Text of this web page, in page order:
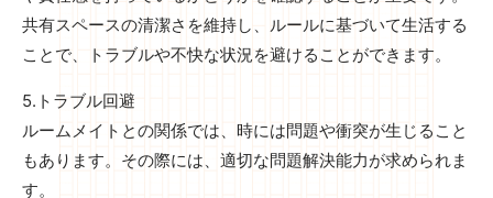
共有スペースの清潔さを維持し、ルールに基づいて生活する
ことで、トラブルや不快な状況を避けることができます。
5.トラブル回避
ルームメイトとの関係では、時には問題や衝突が生じること
もあります。その際には、適切な問題解決能力が求められま
す。